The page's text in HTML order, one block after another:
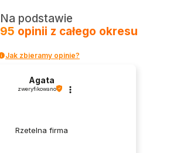
Na podstawie
95 opinii z całego okresu
Jak zbieramy opinie?
Agata
zweryfikowano
Rzetelna firma